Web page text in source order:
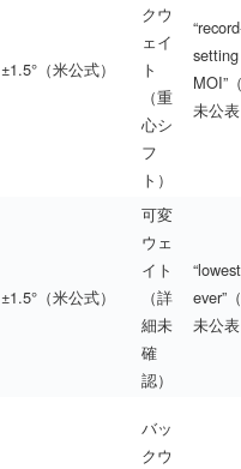
±1.5°（米公式）
クウ
ェイ
ト
（重
心シ
フ
ト）
setting
MOI”
未公
±1.5°（米公式）
可変
ウェ
イト
（詳
細未
確
認）
ever”
未公
バッ
クウ